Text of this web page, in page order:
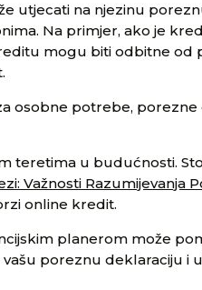
utjecati na njezinu
Na primjer, ako je
mogu biti odbitne od
osobne potrebe, porezne
teretima u budućnosti.
Važnosti Razumijevanja
online kredit.
planerom može
poreznu deklaraciju i